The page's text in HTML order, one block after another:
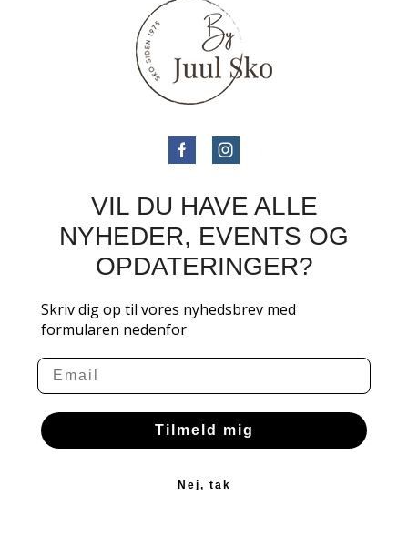
VIL DU HAVE ALLE
NYHEDER, EVENTS OG
OPDATERINGER?
Skriv dig op til vores nyhedsbrev med
formularen nedenfor
Email
Tilmeld mig
Nej, tak